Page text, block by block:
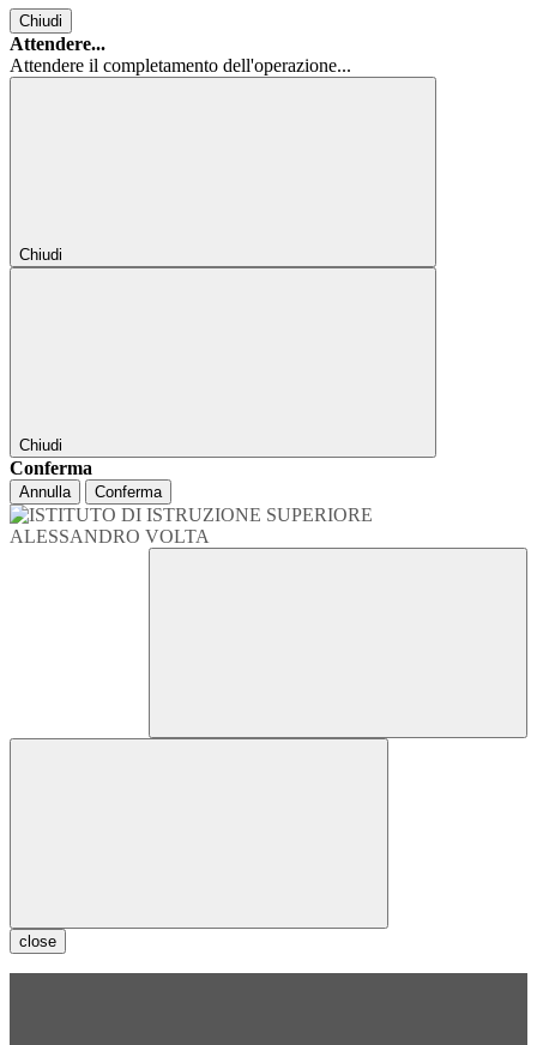
Chiudi
Attendere...
Attendere il completamento dell'operazione...
Chiudi
Chiudi
Conferma
Annulla Conferma
close